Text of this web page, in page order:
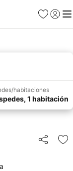
Favoritos
Iniciar
habitaciones
1 habitación
Compartir